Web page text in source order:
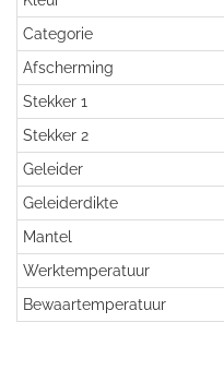
Categorie
Afscherming
Stekker 1
Stekker 2
Geleider
Geleiderdikte
Mantel
Werktemperatuur
Bewaartemperatuur